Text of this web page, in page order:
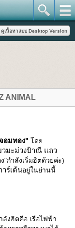
ANIMAL
มทอง" ด
วมะม่วงป้าณี แถว
กำลังเริ่มฮิตด้วยค่ะ)
ร์เด้นอยู่ในย่านนี้
ลังฮิตคือ เรือไฟฟ้า